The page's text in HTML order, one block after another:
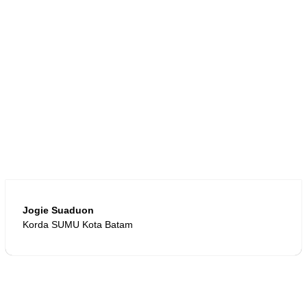
Jogie Suaduon
Korda SUMU Kota Batam